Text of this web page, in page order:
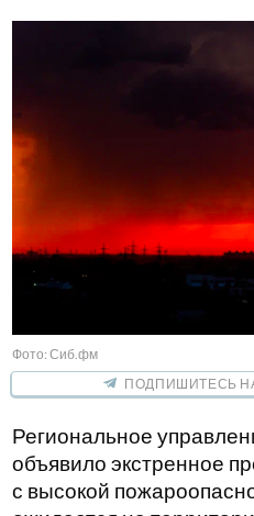
Фото: Сиб.фм
ПОДПИШИТЕСЬ НА
Региональное
объявило экстренное
с высокой